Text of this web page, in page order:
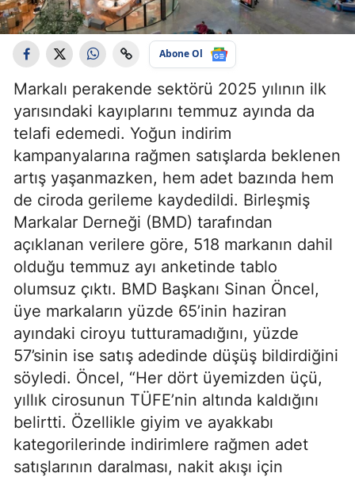
Abone Ol
Markalı perakende sektörü 2025 yılının ilk
yarısındaki kayıplarını temmuz ayında da
telafi edemedi. Yoğun indirim
kampanyalarına rağmen satışlarda beklenen
artış yaşanmazken, hem adet bazında hem
de ciroda gerileme kaydedildi. Birleşmiş
Markalar Derneği (BMD) tarafından
açıklanan verilere göre, 518 markanın dahil
olduğu temmuz ayı anketinde tablo
olumsuz çıktı. BMD Başkanı Sinan Öncel,
üye markaların yüzde 65’inin haziran
ayındaki ciroyu tutturamadığını, yüzde
57’sinin ise satış adedinde düşüş bildirdiğini
söyledi. Öncel, “Her dört üyemizden üçü,
yıllık cirosunun TÜFE’nin altında kaldığını
belirtti. Özellikle giyim ve ayakkabı
kategorilerinde indirimlere rağmen adet
satışlarının daralması, nakit akışı için